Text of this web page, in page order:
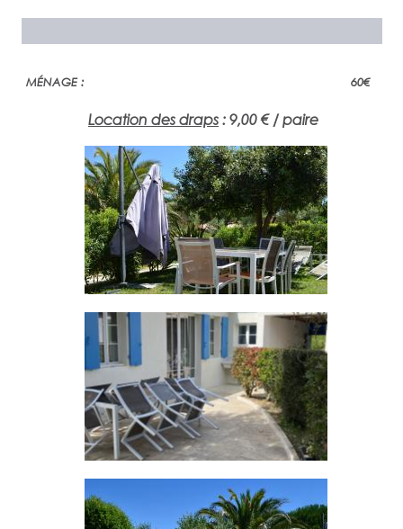
MÉNAGE : 60€
Location des draps : 9,00 € / paire